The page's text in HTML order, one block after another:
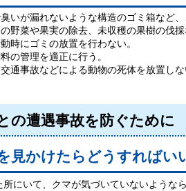
いが漏れないような構造のゴミ箱など、
野菜や果実の除去、未収穫の果樹の伐
時にゴミの放置を行わない。
の管理を適正に行う。
通事故などによる動物の死体を放置しな
の遭遇事故を防ぐために
見かけたらどうすればい
にいて、クマが気づいていないような